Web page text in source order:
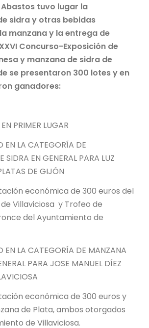
Abastos tuvo lugar la
sidra y otras bebidas
manzana y la entrega de
Concurso-Exposición de
y manzana de sidra de
se presentaron 300 lotes y en
ganadores:
PRIMER LUGAR
EN LA CATEGORÍA DE
SIDRA EN GENERAL PARA LUZ
DE GIJÓN
económica de 300 euros del
Villaviciosa y Trofeo de
del Ayuntamiento de
EN LA CATEGORÍA DE MANZANA
PARA JOSE MANUEL DÍEZ
económica de 300 euros y
de Plata, ambos otorgados
de Villaviciosa.